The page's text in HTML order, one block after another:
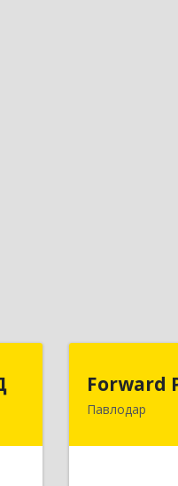
Forward
Павлодар
140000,